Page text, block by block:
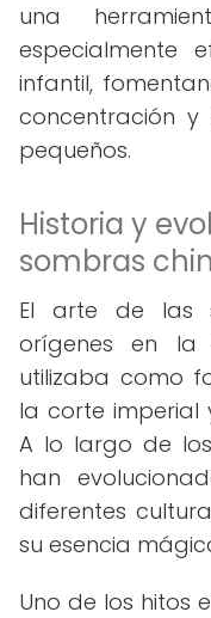
una
especialmente
infantil,
concentración
pequeños.
Historia y
sombras
El arte de las
orígenes en la
utilizaba como
la corte imperial
A lo largo de
han
diferentes
su esencia
Uno de los hitos